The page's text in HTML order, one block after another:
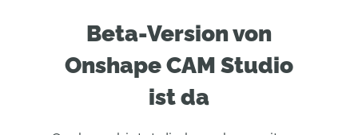
Beta-Version von
Onshape CAM Studio
ist da